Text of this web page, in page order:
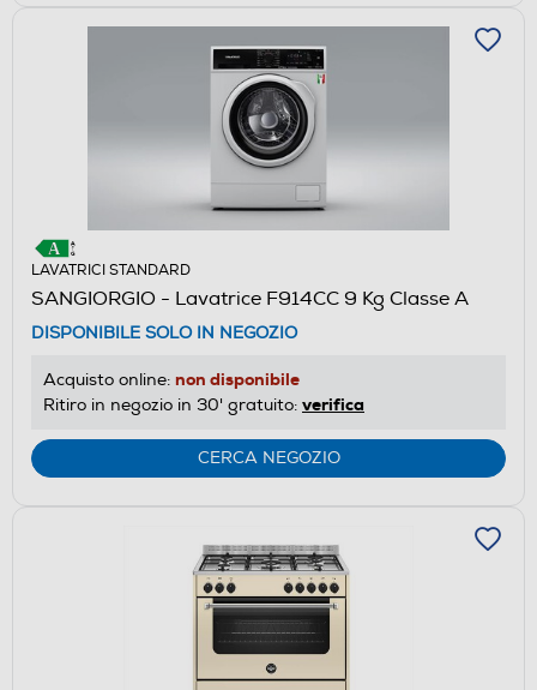
LAVATRICI STANDARD
SANGIORGIO - Lavatrice F914CC 9 Kg Classe A
DISPONIBILE SOLO IN NEGOZIO
Acquisto online: non disponibile
Ritiro in negozio in 30' gratuito: verifica
CERCA NEGOZIO